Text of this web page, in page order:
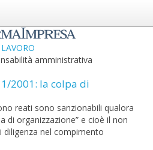
amministrativa
2001: la colpa di
reati sono sanzionabili qualora
di organizzazione” e cioè il non
nel compimento